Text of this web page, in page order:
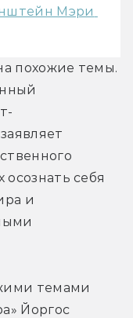
Мэри
похожие темы.
себя
и
темами
Йоргос